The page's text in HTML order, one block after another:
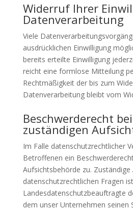
Widerruf Ihrer
Datenverarbeitung
Viele
ausdrücklichen Einwilligung
bereits erteilte Einwilligung
reicht eine formlose Mitteilung
Rechtmäßigkeit der bis zum
Datenverarbeitung bleibt vom
Beschwerderecht
zuständigen
Im Falle datenschutzrechtlicher
Betroffenen ein
Aufsichtsbehörde zu.
datenschutzrechtlichen Fragen
Landesdatenschutzbeauftragte
dem unser Unternehmen seinen